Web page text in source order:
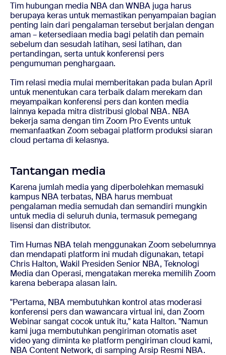
Tim hubungan media NBA dan WNBA juga harus
berupaya keras untuk memastikan penyampaian bagian
penting lain dari pengalaman tersebut berjalan dengan
aman – ketersediaan media bagi pelatih dan pemain
sebelum dan sesudah latihan, sesi latihan, dan
pertandingan, serta untuk konferensi pers
pengumuman penghargaan.
Tim relasi media mulai memberitakan pada bulan April
untuk menentukan cara terbaik dalam merekam dan
meyampaikan konferensi pers dan konten media
lainnya kepada mitra distribusi global NBA. NBA
bekerja sama dengan tim Zoom Pro Events untuk
memanfaatkan Zoom sebagai platform produksi siaran
cloud pertama di kelasnya.
Tantangan media
Karena jumlah media yang diperbolehkan memasuki
kampus NBA terbatas, NBA harus membuat
pengalaman media semudah dan semandiri mungkin
untuk media di seluruh dunia, termasuk pemegang
lisensi dan distributor.
Tim Humas NBA telah menggunakan Zoom sebelumnya
dan mendapati platform ini mudah digunakan, tetapi
Chris Halton, Wakil Presiden Senior NBA, Teknologi
Media dan Operasi, mengatakan mereka memilih Zoom
karena beberapa alasan lain.
"Pertama, NBA membutuhkan kontrol atas moderasi
konferensi pers dan wawancara virtual ini, dan Zoom
Webinar sangat cocok untuk itu," kata Halton. "Namun
kami juga membutuhkan pengiriman otomatis aset
video yang diminta ke platform pengiriman cloud kami,
NBA Content Network, di samping Arsip Resmi NBA.